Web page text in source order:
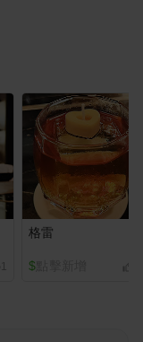
格雷
$